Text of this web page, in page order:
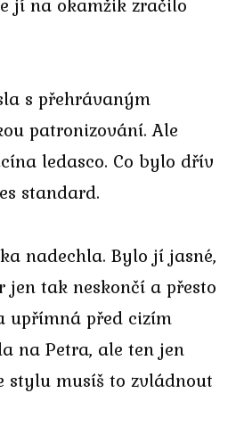
s přehrávaným
patronizování. Ale
ledasco. Co bylo dřív
standard.
nadechla. Bylo jí jasné,
jen tak neskončí a přesto
upřímná před cizím
na Petra, ale ten jen
stylu musíš to zvládnout